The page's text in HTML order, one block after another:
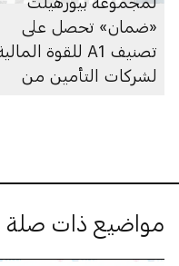
«ضمان» تحصل على
تصنيف A1 للقوة المالية
لشركات التأمين من
مواضيع ذات صلة